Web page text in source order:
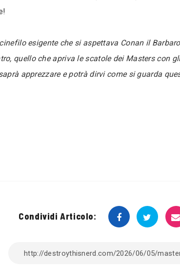
esigente che si aspettava Conan il
quello che apriva le scatole dei Masters con
apprezzare e potrà dirvi come si guarda
Condividi Articolo: